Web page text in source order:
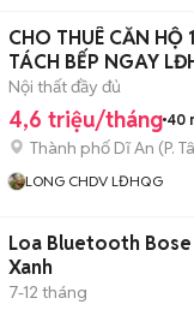
CHO THUÊ CĂN HỘ 1P NGỦ
TÁCH BẾP NGAY
Nội thất đầy đủ
4,6 triệu/tháng 40
Thành phố Dĩ An (P.
LONG CHDV LĐHQG
Loa Bluetooth Bose
Xanh
7-12 tháng